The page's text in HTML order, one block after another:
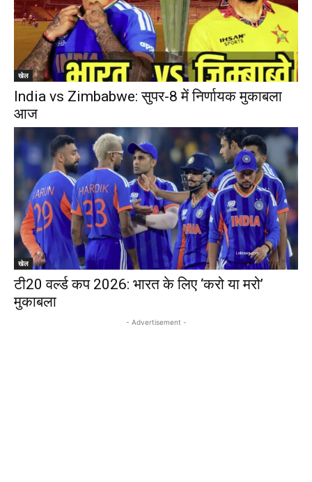
खेल
India vs Zimbabwe: सुपर-8 में निर्णायक मुकाबला
आज
खेल
टी20 वर्ल्ड कप 2026: भारत के लिए ‘करो या मरो’
मुकाबला
- Advertisement -